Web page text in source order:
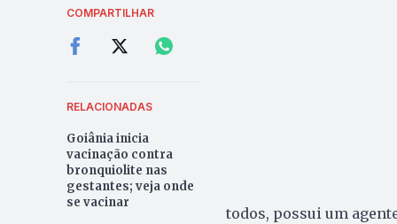
COMPARTILHAR
RELACIONADAS
Goiânia inicia
vacinação contra
bronquiolite nas
gestantes; veja onde
se vacinar
todos, possui um